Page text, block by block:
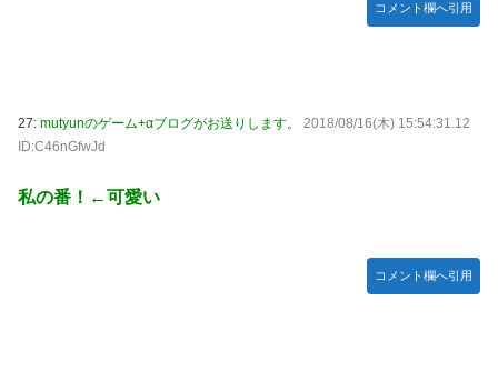
コメント欄へ引用
27: mutyunのゲーム+αブログがお送りします。
2018/08/16(木) 15:54:31.12
ID:C46nGfwJd
私の番！←可愛い
コメント欄へ引用